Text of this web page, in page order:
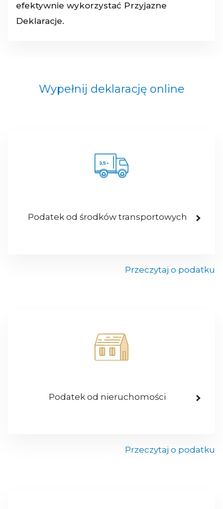
efektywnie wykorzystać Przyjazne
Deklaracje.
Wypełnij deklarację online
Podatek od środków transportowych
Przeczytaj o podatku
Podatek od nieruchomości
Przeczytaj o podatku